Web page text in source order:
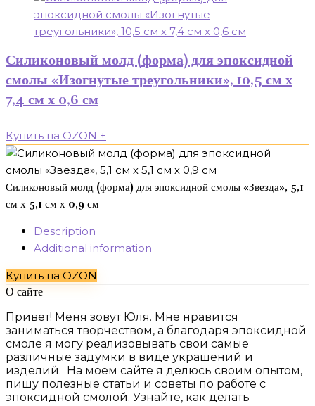
Силиконовый молд (форма) для эпоксидной
смолы «Изогнутые треугольники», 10,5 см х
7,4 см х 0,6 см
Купить на OZON +
Силиконовый молд (форма) для эпоксидной смолы «Звезда», 5,1
см х 5,1 см х 0,9 см
Description
Additional information
Купить на OZON
О сайте
Привет! Меня зовут Юля. Мне нравится
заниматься творчеством, а благодаря эпоксидной
смоле я могу реализовывать свои самые
различные задумки в виде украшений и
изделий. На моем сайте я делюсь своим опытом,
пишу полезные статьи и советы по работе с
эпоксидной смолой. Узнайте, как делать